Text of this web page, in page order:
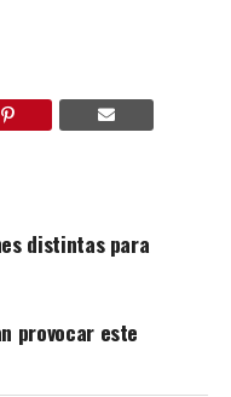
distintas para
provocar este